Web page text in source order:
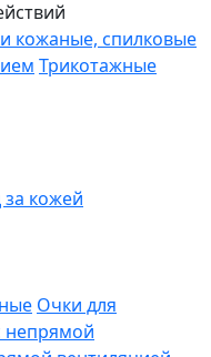
кожаные, спилковые
Трикотажные
за кожей
Очки для
непрямой